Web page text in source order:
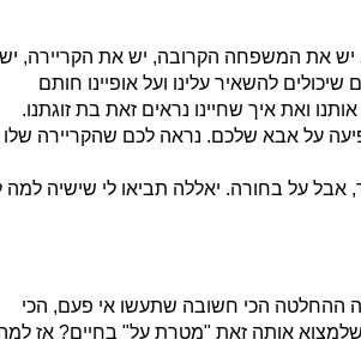
יש את המשפחה הקרובה, יש את הקריירה,
להשאיר עלינו ועל אופיינו חותם
ואת איך שחיינו נראים זאת בת זוגתנו.
על אבא שלכם. נראה לכם שהקריירה שלו
אבל על בחורה. יאללה תביאו לי שישיה למה
הכי חשובה שתעשו אי פעם, הכי
אותה זאת "מטרת על" בחיים? אז